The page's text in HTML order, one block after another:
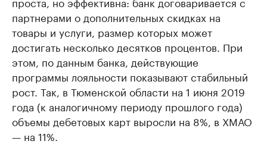
партнерами о дополнительных скидках на
товары и услуги, размер которых может
достигать несколько десятков процентов. При
этом, по данным банка, действующие
программы лояльности показывают стабильный
рост. Так, в Тюменской области на 1 июня 2019
года (к аналогичному периоду прошлого года)
объемы дебетовых карт выросли на 8%, в ХМАО
— на 11%.